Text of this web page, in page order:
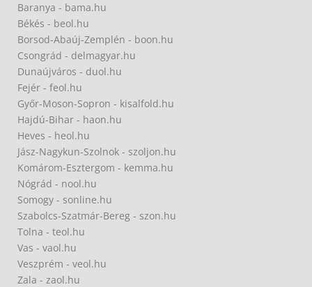
Baranya - bama.hu
Békés - beol.hu
Borsod-Abaúj-Zemplén - boon.hu
Csongrád - delmagyar.hu
Dunaújváros - duol.hu
Fejér - feol.hu
Győr-Moson-Sopron - kisalfold.hu
Hajdú-Bihar - haon.hu
Heves - heol.hu
Jász-Nagykun-Szolnok - szoljon.hu
Komárom-Esztergom - kemma.hu
Nógrád - nool.hu
Somogy - sonline.hu
Szabolcs-Szatmár-Bereg - szon.hu
Tolna - teol.hu
Vas - vaol.hu
Veszprém - veol.hu
Zala - zaol.hu